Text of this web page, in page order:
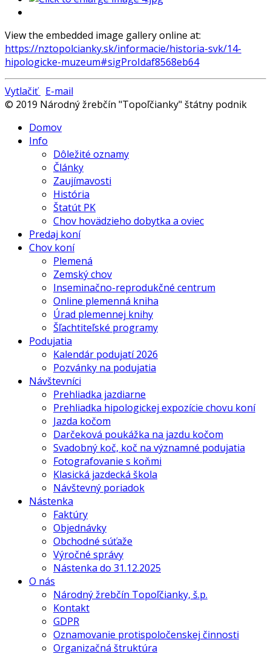
View the embedded image gallery online at:
https://nztopolcianky.sk/informacie/historia-svk/14-
hipologicke-muzeum#sigProIdaf8568eb64
Vytlačiť E-mail
© 2019 Národný žrebčín "Topoľčianky" štátny podnik
Domov
Info
Dôležité oznamy
Články
Zaujímavosti
História
Štatút PK
Chov hovädzieho dobytka a oviec
Predaj koní
Chov koní
Plemená
Zemský chov
Inseminačno-reprodukčné centrum
Online plemenná kniha
Úrad plemennej knihy
Šľachtiteľské programy
Podujatia
Kalendár podujatí 2026
Pozvánky na podujatia
Návštevníci
Prehliadka jazdiarne
Prehliadka hipologickej expozície chovu koní
Jazda kočom
Darčeková poukážka na jazdu kočom
Svadobný koč, koč na významné podujatia
Fotografovanie s koňmi
Klasická jazdecká škola
Návštevný poriadok
Nástenka
Faktúry
Objednávky
Obchodné súťaže
Výročné správy
Nástenka do 31.12.2025
O nás
Národný žrebčín Topoľčianky, š.p.
Kontakt
GDPR
Oznamovanie protispoločenskej činnosti
Organizačná štruktúra